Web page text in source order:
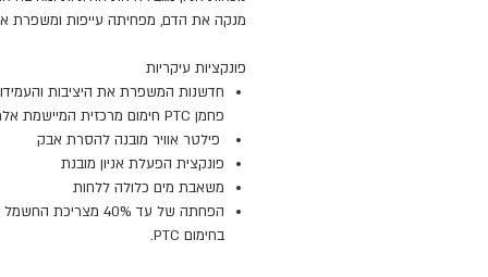
מנקה את הדם, מפחיתה עייפות ומשפרת
פונקציות עיקריות
חדשנות המשפרת את היציבות
פחמן PTC חימום מרכזית המיישמת אלמנט זיכרון
פילטר אוויר מובנה להסרת אבק
פונקצית הפעלת אניון מובנת
משאבת מים כלולה ללחות
הפחתה של עד 40%
בחימום PTC.